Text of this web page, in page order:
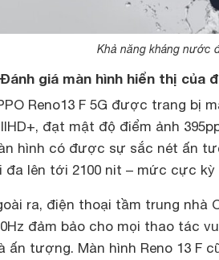
Khả năng kháng nước
giá màn hình hiển thị của
Reno13 F 5G được trang bị
đạt mật độ điểm ảnh
hình có được sự sắc nét ấn
đa lên tới 2100 nit – mức cực
ra, điện thoại tầm trung nhà
đảm bảo cho mọi thao tác
ấn tượng. Màn hình Reno 13 F